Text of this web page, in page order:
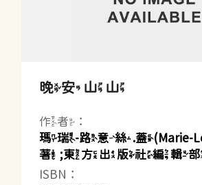
晚安山山
作者：
瑪瑞-路意絲.蓋(Marie-
著 ;東方出版社編輯
ISBN：